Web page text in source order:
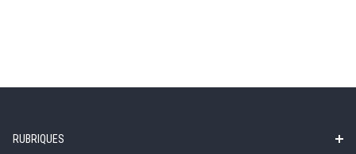
RUBRIQUES